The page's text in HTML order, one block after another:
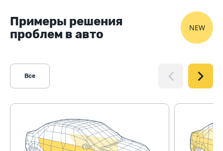
Примеры решения
проблем в авто
NEW
Все